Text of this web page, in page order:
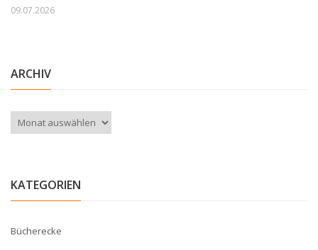
09.07.2026
ARCHIV
Archiv
KATEGORIEN
Bücherecke